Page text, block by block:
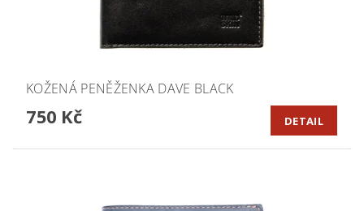
KOŽENÁ PENĚŽENKA DAVE BLACK
750 Kč DETAIL